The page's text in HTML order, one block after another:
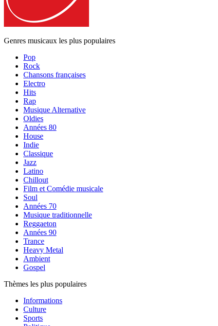
Genres musicaux les plus populaires
Pop
Rock
Chansons françaises
Electro
Hits
Rap
Musique Alternative
Oldies
Années 80
House
Indie
Classique
Jazz
Latino
Chillout
Film et Comédie musicale
Soul
Années 70
Musique traditionnelle
Reggaeton
Années 90
Trance
Heavy Metal
Ambient
Gospel
Thèmes les plus populaires
Informations
Culture
Sports